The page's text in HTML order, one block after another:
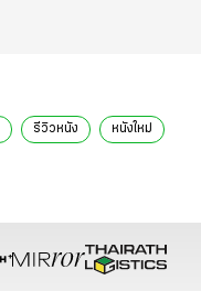
รีวิวหนัง หนังใหม่